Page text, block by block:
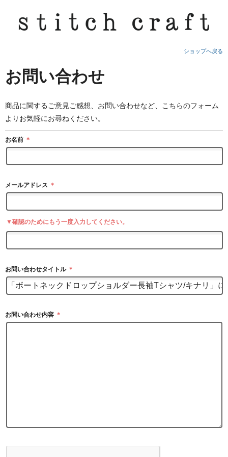
ショップへ戻る
お問い合わせ
商品に関するご意見ご感想、お問い合わせなど、こちらのフォーム
よりお気軽にお尋ねください。
お名前 ＊
メールアドレス ＊
▼確認のためにもう一度入力してください。
お問い合わせタイトル ＊
お問い合わせ内容 ＊